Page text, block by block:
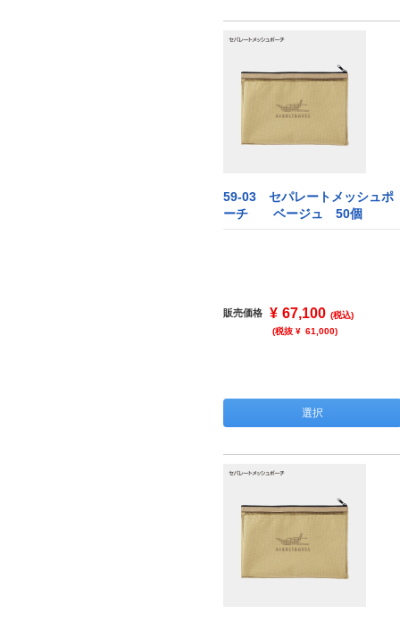
59-03 セパレートメッシュポ
ーチ ベージュ 50個
販売価格 ¥ 67,100 (税込)
(税抜 ¥ 61,000)
選択